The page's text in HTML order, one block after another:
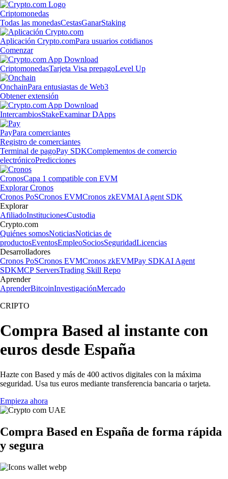
Criptomonedas
Todas las monedasCestasGanarStaking
Aplicación Crypto.comPara usuarios cotidianos
Comenzar
CriptomonedasTarjeta Visa prepagoLevel Up
OnchainPara entusiastas de Web3
Obtener extensión
IntercambiosStakeExaminar DApps
PayPara comerciantes
Registro de comerciantes
Terminal de pagoPay SDKComplementos de comercio
electrónicoPredicciones
CronosCapa 1 compatible con EVM
Explorar Cronos
Cronos PoSCronos EVMCronos zkEVMAI Agent SDK
Explorar
AfiliadoInstitucionesCustodia
Crypto.com
Quiénes somosNoticiasNoticias de
productosEventosEmpleoSociosSeguridadLicencias
Desarrolladores
Cronos PoSCronos EVMCronos zkEVMPay SDKAI Agent
SDKMCP ServersTrading Skill Repo
Aprender
AprenderBitcoinInvestigaciónMercado
CRIPTO
Compra Based al instante con
euros desde España
Hazte con Based y más de 400 activos digitales con la máxima
seguridad. Usa tus euros mediante transferencia bancaria o tarjeta.
Empieza ahora
Compra Based en España de forma rápida
y segura